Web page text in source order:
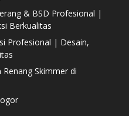
& BSD Profesional |
Berkualitas
Profesional | Desain,
Skimmer di